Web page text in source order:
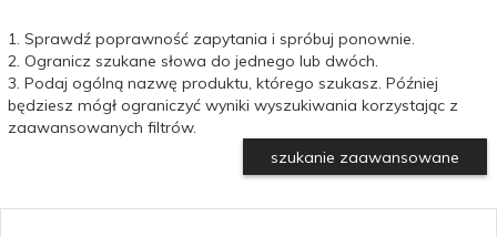
1. Sprawdź poprawność zapytania i spróbuj ponownie.
2. Ogranicz szukane słowa do jednego lub dwóch.
3. Podaj ogólną nazwę produktu, którego szukasz. Później
będziesz mógł ograniczyć wyniki wyszukiwania korzystając z
zaawansowanych filtrów.
szukanie zaawansowane